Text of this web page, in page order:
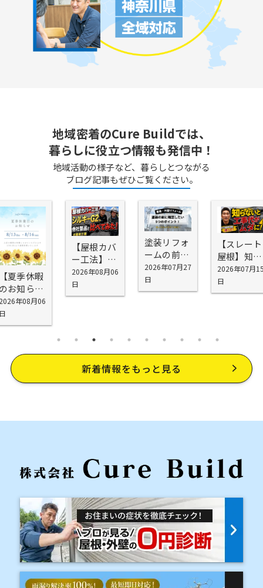
地域密着のCure Buildでは、
暮らしに役立つ情報も発信中！
地域活動の様子など、暮らしとつながる
ブログ記事もぜひご覧ください。
夏季休暇
お知ら
】年08月06
【屋根カバ
ー工法】シ
スキーG2を
お勧めする
理由
2026年08月06
日
塗装リフォ
ームの前に
確認したい
5つの場所
｜外壁塗装
ト
2026年07月27
日
【スレート
屋根】知ら
ないと工事
代が無駄に
なる！屋根
理由
2026年07月
日
新着情報をもっと見る